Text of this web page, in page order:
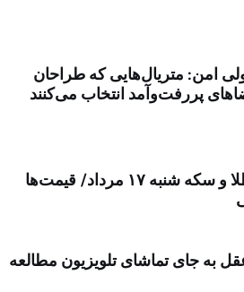
امن: متریال‌هایی که طراحان
پررفت‌وآمد انتخاب می‌کنند
قیمت طلا و سکه شنبه ۱۷ مرداد/ قیمت‌ها
به جای تماشای تلویزیون مطالعه